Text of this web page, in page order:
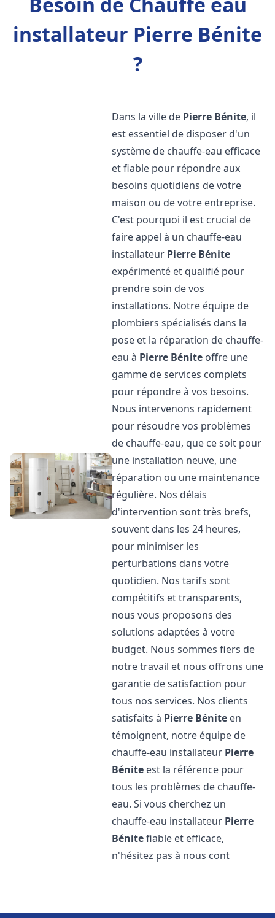
installateur Pierre Bénite
?
Dans la ville de Pierre Bénite, il
est essentiel de disposer d'un
système de chauffe-eau efficace
et fiable pour répondre aux
besoins quotidiens de votre
maison ou de votre entreprise.
C'est pourquoi il est crucial de
faire appel à un chauffe-eau
installateur Pierre Bénite
expérimenté et qualifié pour
prendre soin de vos
installations. Notre équipe de
plombiers spécialisés dans la
pose et la réparation de chauffe-
eau à Pierre Bénite offre une
gamme de services complets
pour répondre à vos besoins.
Nous intervenons rapidement
pour résoudre vos problèmes
de chauffe-eau, que ce soit pour
une installation neuve, une
réparation ou une maintenance
régulière. Nos délais
d'intervention sont très brefs,
souvent dans les 24 heures,
pour minimiser les
perturbations dans votre
quotidien. Nos tarifs sont
compétitifs et transparents,
nous vous proposons des
solutions adaptées à votre
budget. Nous sommes fiers de
notre travail et nous offrons une
garantie de satisfaction pour
tous nos services. Nos clients
satisfaits à Pierre Bénite en
témoignent, notre équipe de
chauffe-eau installateur Pierre
Bénite est la référence pour
tous les problèmes de chauffe-
eau. Si vous cherchez un
chauffe-eau installateur Pierre
Bénitefiable et efficace,
n'hésitez pas à nous cont